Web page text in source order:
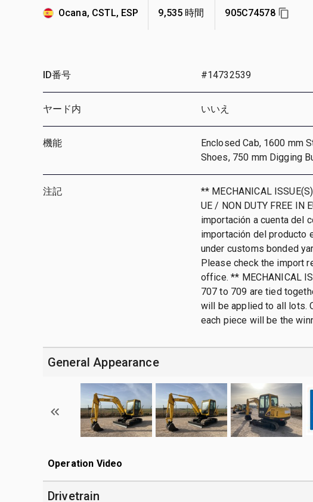
Ocana, CSTL, ESP 9,535 時間 905C74578
ID番号 #14732539
ヤード内 いいえ
機能
Enclosed Cab, 1600 mm
Shoes, 750 mm Digging
注記
** MECHANICAL
UE / NON DUTY FREE
importación a cuenta del
importación del producto
under customs bonded
Please check the import
office. ** MECHANICAL
707 to 709 are tied
will be applied to all lots.
each piece will be the
General Appearance
Operation Video
Drivetrain